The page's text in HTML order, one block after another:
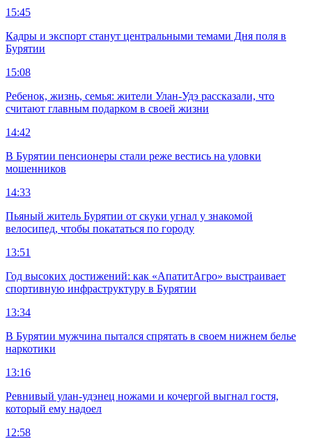
15:45
Кадры и экспорт станут центральными темами Дня поля в
Бурятии
15:08
Ребенок, жизнь, семья: жители Улан-Удэ рассказали, что
считают главным подарком в своей жизни
14:42
В Бурятии пенсионеры стали реже вестись на уловки
мошенников
14:33
Пьяный житель Бурятии от скуки угнал у знакомой
велосипед, чтобы покататься по городу
13:51
Год высоких достижений: как «АпатитАгро» выстраивает
спортивную инфраструктуру в Бурятии
13:34
В Бурятии мужчина пытался спрятать в своем нижнем белье
наркотики
13:16
Ревнивый улан-удэнец ножами и кочергой выгнал гостя,
который ему надоел
12:58